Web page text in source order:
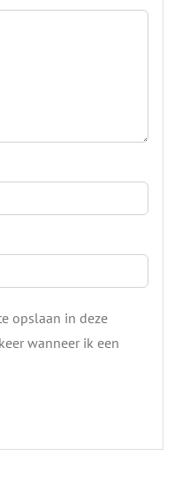
opslaan in deze
wanneer ik een